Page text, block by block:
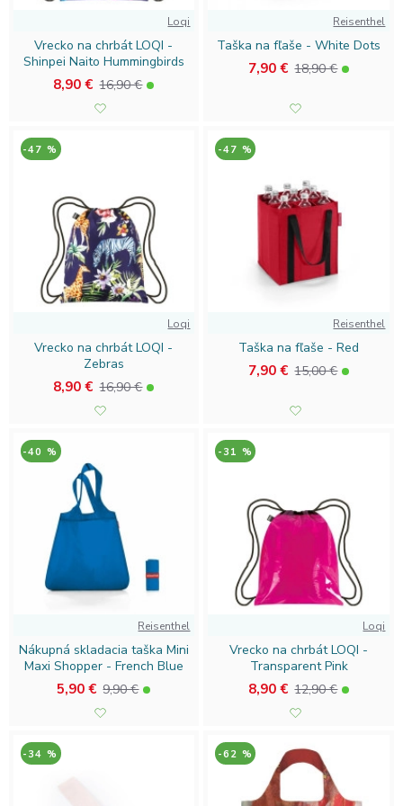
tašky prispievate k ochrane planéty!
Prekliknite sa do
našej ponuky a nájdite si svoj nový obľúbený doplnok ešte
dnes. Ktorý štýl bude ten pravý pre vás?
Loqi
Vrecko na chrbát LOQI -
Shinpei Naito Hummingbirds
8,90 € 16,90 €
Reisenthel
Taška na fľaše - White Dots
7,90 € 18,90 €
-47 %
Loqi
Vrecko na chrbát LOQI -
Zebras
8,90 € 16,90 €
-47 %
Reisenthel
Taška na fľaše - Red
7,90 € 15,00 €
-40 %
Reisenthel
Nákupná skladacia taška Mini
Maxi Shopper - French Blue
5,90 € 9,90 €
-31 %
Loqi
Vrecko na chrbát LOQI -
Transparent Pink
8,90 € 12,90 €
-34 % -62 %